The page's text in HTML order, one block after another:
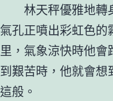
林天秤優雅地轉
氣孔正噴出彩虹色
里，氣象涼快時他
到艱苦時，他就會
這般。